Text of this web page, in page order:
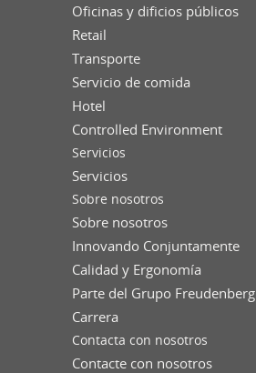
Oficinas y dificios públicos
Retail
Transporte
Servicio de comida
Hotel
Controlled Environment
Servicios
Servicios
Sobre nosotros
Sobre nosotros
Innovando Conjuntamente
Calidad y Ergonomía
Parte del Grupo Freudenberg
Carrera
Contacta con nosotros
Contacte con nosotros